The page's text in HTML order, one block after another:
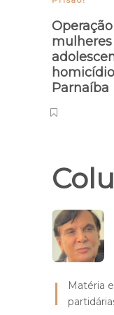
Parnaíba
Matéria